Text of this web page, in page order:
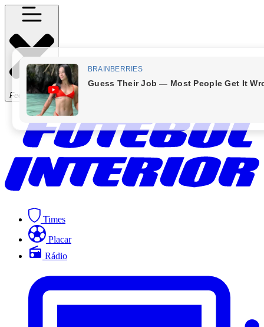
Fechar Menu
Times
Placar
Rádio